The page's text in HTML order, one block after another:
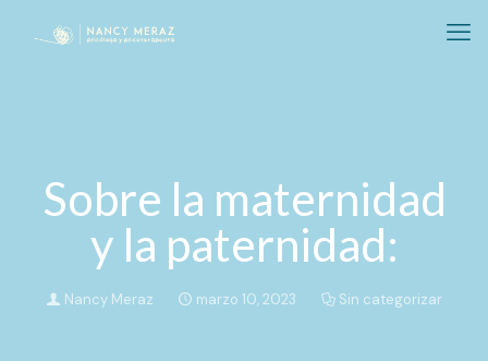
Sobre la maternidad
y la paternidad:
Nancy Meraz marzo 10, 2023 Sin categorizar